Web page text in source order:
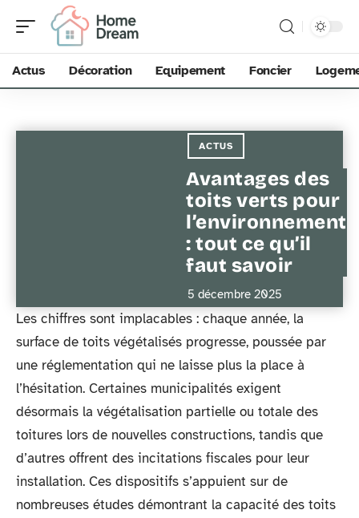
Actus Décoration Equipement Foncier
ACTUS
Avantages des
toits verts pour
l’environnement
: tout ce qu’il
faut savoir
5 décembre 2025
Les chiffres sont implacables : chaque année, la
surface de toits végétalisés progresse, poussée par
une réglementation qui ne laisse plus la place à
l’hésitation. Certaines municipalités exigent
désormais la végétalisation partielle ou totale des
toitures lors de nouvelles constructions, tandis que
d’autres offrent des incitations fiscales pour leur
installation. Ces dispositifs s’appuient sur de
nombreuses études démontrant la capacité des toits